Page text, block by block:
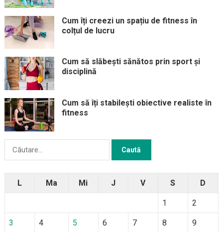
Cum îți creezi un spațiu de fitness în
colțul de lucru
Cum să slăbești sănătos prin sport și
disciplină
Cum să îți stabilești obiective realiste în
fitness
L Ma Mi J V S D
1 2
3 4 5 6 7 8 9